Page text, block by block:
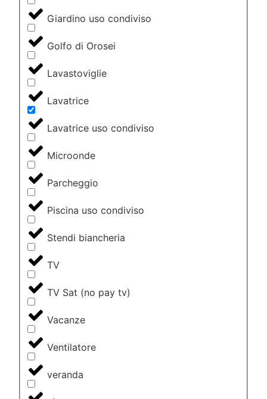
Giardino uso condiviso
Golfo di Orosei
Lavastoviglie
Lavatrice
Lavatrice uso condiviso
Microonde
Parcheggio
Piscina uso condiviso
Stendi biancheria
TV
TV Sat (no pay tv)
Vacanze
Ventilatore
veranda